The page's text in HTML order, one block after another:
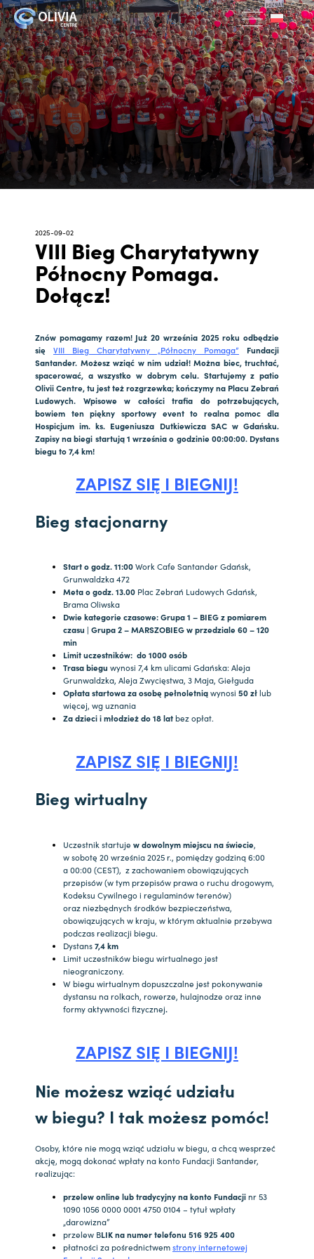
2025-09-02
VIII Bieg Charytatywny
Północny Pomaga.
Dołącz!
Znów pomagamy razem! Już 20 września 2025 roku odbędzie
się VIII Bieg Charytatywny „Północny Pomaga” Fundacji
Santander. Możesz wziąć w nim udział! Można biec, truchtać,
spacerować, a wszystko w dobrym celu. Startujemy z patio
Olivii Centre, tu jest też rozgrzewka; kończymy na Placu Zebrań
Ludowych. Wpisowe w całości trafia do potrzebujących,
bowiem ten piękny sportowy event to realna pomoc dla
Hospicjum im. ks. Eugeniusza Dutkiewicza SAC w Gdańsku.
Zapisy na biegi startują 1 września o godzinie 00:00:00. Dystans
biegu to 7,4 km!
ZAPISZ SIĘ I BIEGNIJ!
Bieg stacjonarny
Starto godz. 11:00Work Cafe Santander Gdańsk,
Grunwaldzka 472
Metao godz. 13.00 Plac Zebrań Ludowych Gdańsk,
Brama Oliwska
Dwie kategorie czasowe:Grupa 1 – BIEG z pomiarem
czasu | Grupa 2 – MARSZOBIEG w przedziale 60 – 120
min
Limit uczestników: do 1000 osób
Trasa biegu wynosi 7,4 km ulicami Gdańska: Aleja
Grunwaldzka, Aleja Zwycięstwa, 3 Maja, Giełguda
Opłata startowaza osobę pełnoletniąwynosi 50 złlub
więcej, wg uznania
Za dzieci i młodzież do 18 latbez opłat.
ZAPISZ SIĘ I BIEGNIJ!
Bieg wirtualny
Uczestnik startuje w dowolnym miejscu na świecie,
w sobotę 20 września 2025 r., pomiędzy godziną 6:00
a 00:00 (CEST), z zachowaniem obowiązujących
przepisów (w tym przepisów prawa o ruchu drogowym,
Kodeksu Cywilnego i regulaminów terenów)
oraz niezbędnych środków bezpieczeństwa,
obowiązujących w kraju, w którym aktualnie przebywa
podczas realizacji biegu.
Dystans7,4 km
Limit uczestników biegu wirtualnego jest
nieograniczony.
W biegu wirtualnym dopuszczalne jest pokonywanie
dystansu na rolkach, rowerze, hulajnodze oraz inne
formy aktywności fizycznej.
ZAPISZ SIĘ I BIEGNIJ!
Nie możesz wziąć udziału
w biegu? I tak możesz pomóc!
Osoby, które nie mogą wziąć udziału w biegu, a chcą wesprzeć
akcję, mogą dokonać wpłaty na konto Fundacji Santander,
realizując:
przelew online lub tradycyjny na konto Fundacjinr 53
1090 1056 0000 0001 4750 0104 – tytuł wpłaty
„darowizna”
przelew BLIK na numer telefonu 516 925 400
płatności za pośrednictwemstrony internetowej